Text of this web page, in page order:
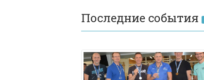
Последние события